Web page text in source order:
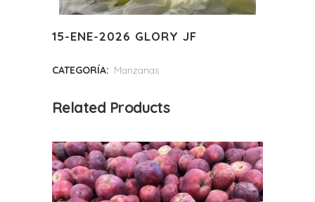
15-ENE-2026 GLORY JF
CATEGORÍA: Manzanas
Related Products